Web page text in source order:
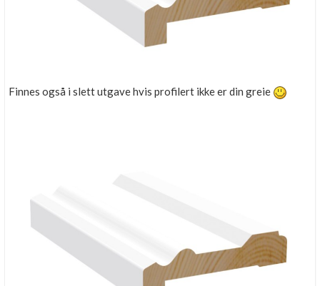
Finnes også i slett utgave hvis profilert ikke er din greie